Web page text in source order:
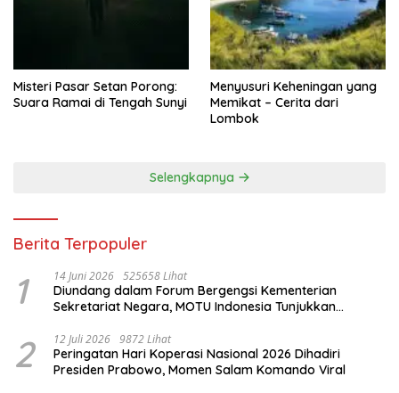
Misteri Pasar Setan Porong:
Suara Ramai di Tengah Sunyi
Menyusuri Keheningan yang
Memikat – Cerita dari
Lombok
Selengkapnya
Berita Terpopuler
1 14 Juni 2026 525658 Lihat
Diundang dalam Forum Bergengsi Kementerian
Sekretariat Negara, MOTU Indonesia Tunjukkan
2 12 Juli 2026 9872 Lihat
Peringatan Hari Koperasi Nasional 2026 Dihadiri
Presiden Prabowo, Momen Salam Komando Viral